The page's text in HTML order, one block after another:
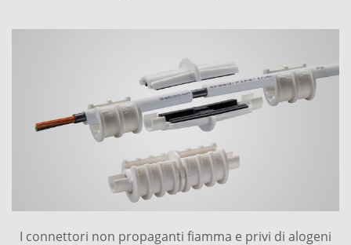
I connettori non propaganti fiamma e privi di alogeni